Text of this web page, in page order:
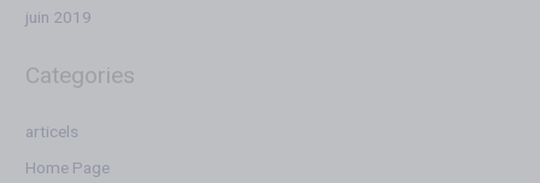
juin 2019
Categories
articels
Home Page